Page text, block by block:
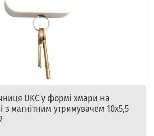
UKC у формі хмари на
з магнітним утримувачем 10х5,5